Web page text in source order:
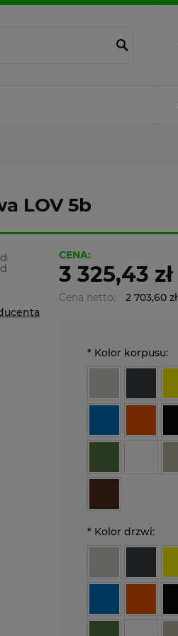
LOV 5b
CENA:
3 325,43 zł
Cena netto: 2 703,60 zł
* Kolor korpusu:
* Kolor drzwi: